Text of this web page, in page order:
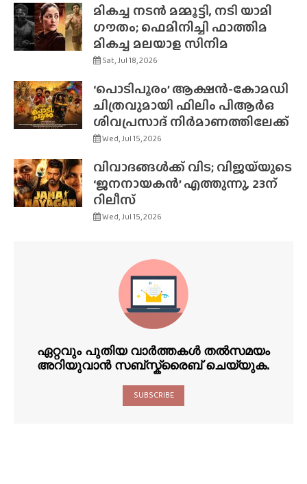
മികച്ച നടൻ മമ്മൂട്ടി, നടി യാമി
ഗൗതം; ഫെമിനിച്ചി ഫാത്തിമ
മികച്ച മലയാള സിനിമ
Sat, Jul 18, 2026
‘പൊടിപൂരം’ ആക്ഷൻ-കോമഡി
ചിത്രവുമായി ഫിലിം പിആർഒ
ശിവപ്രസാദ് നിർമാണത്തിലേക്ക്
Wed, Jul 15, 2026
വിവാദങ്ങൾക്ക് വിട; വിജയ്‌യുടെ
‘ജനനായകൻ’ എത്തുന്നു, 23ന്
റിലീസ്
Wed, Jul 15, 2026
ഏറ്റവും പുതിയ വാർത്തകൾ തൽസമയം
അറിയുവാൻ സബ്സ്ക്രൈബ് ചെയ്യുക.
SUBSCRIBE